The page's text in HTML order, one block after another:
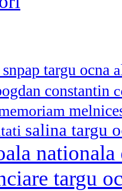
targu ocna
constantin
salina targu
targu